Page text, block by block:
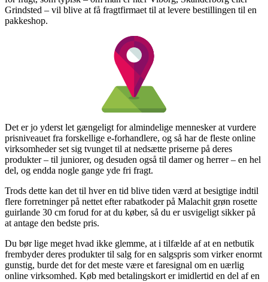
Grindsted – vil blive at få fragtfirmaet til at levere bestillingen til en
pakkeshop.
Det er jo yderst let gængeligt for almindelige mennesker at vurdere
prisniveauet fra forskellige e-forhandlere, og så har de fleste online
virksomheder set sig tvunget til at nedsætte priserne på deres
produkter – til juniorer, og desuden også til damer og herrer – en hel
del, og endda nogle gange yde fri fragt.
Trods dette kan det til hver en tid blive tiden værd at besigtige indtil
flere forretninger på nettet efter rabatkoder på Malachit grøn rosette
guirlande 30 cm forud for at du køber, så du er usvigeligt sikker på
at antage den bedste pris.
Du bør lige meget hvad ikke glemme, at i tilfælde af at en netbutik
frembyder deres produkter til salg for en salgspris som virker enormt
gunstig, burde det for det meste være et faresignal om en uærlig
online virksomhed. Køb med betalingskort er imidlertid en del af en